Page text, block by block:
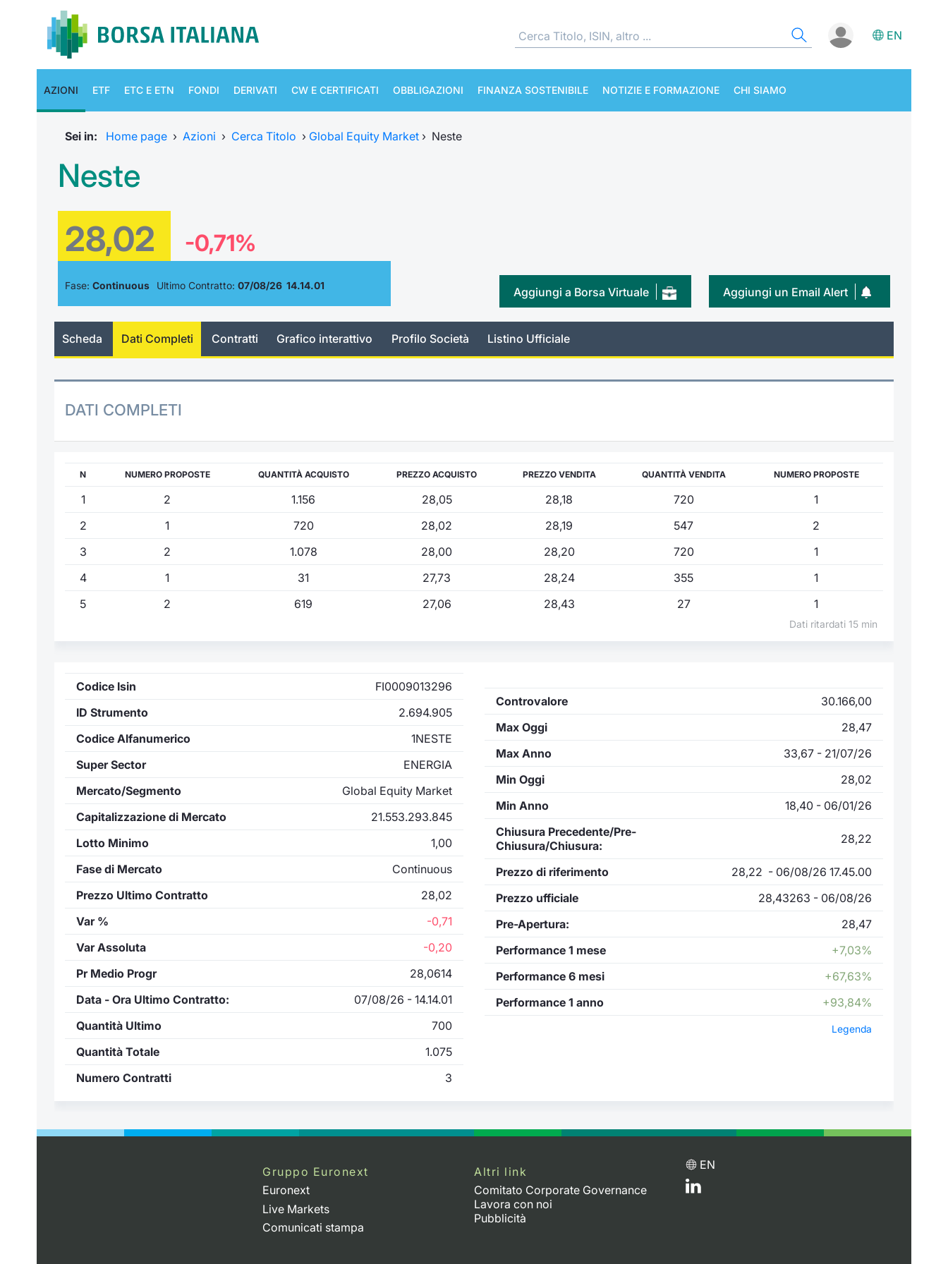
EN
AZIONI ETF ETC E ETN FONDI DERIVATI CW E CERTIFICATI OBBLIGAZIONI FINANZA SOSTENIBILE NOTIZIE E FORMAZIONE CHI SIAMO
Sei in: Home page › Azioni › Cerca Titolo › Global Equity Market › Neste
Neste
28,02 -0,71%
Fase: Continuous Ultimo Contratto: 07/08/26 14.14.01 Aggiungi un Email Alert
Aggiungi a Borsa Virtuale
Scheda Dati Completi Contratti Grafico interattivo Profilo Società Listino Ufficiale
DATI COMPLETI
N NUMERO PROPOSTE QUANTITÀ ACQUISTO PREZZO ACQUISTO PREZZO VENDITA QUANTITÀ VENDITA NUMERO PROPOSTE
1 2 1.156 28,05 28,18 720
1
2
1 720 28,02 28,19 547
2
3
2 1.078 28,00 28,20 720
1
4
1 31 27,73 28,24 355
1
5
2 619 27,06 28,43 27 1
Dati ritardati 15 min
Codice Isin
FI0009013296
ID Strumento
2.694.905
Codice Alfanumerico
1NESTE
Super Sector
ENERGIA
Mercato/Segmento
Global Equity Market
Capitalizzazione di Mercato
21.553.293.845
Lotto Minimo
1,00
Fase di Mercato
Continuous
Prezzo Ultimo Contratto
28,02
Var %
-0,71
Var Assoluta
-0,20
Pr Medio Progr
28,0614
Data - Ora Ultimo Contratto:
07/08/26 - 14.14.01
Quantità Ultimo
700
Quantità Totale
1.075
Numero Contratti
3
Controvalore
30.166,00
Max Oggi
28,47
Max Anno
33,67 - 21/07/26
Min Oggi
28,02
Min Anno
18,40 - 06/01/26
Chiusura Precedente/Pre-
Chiusura/Chiusura:
28,22
Prezzo di riferimento
28,22 - 06/08/26 17.45.00
Prezzo ufficiale
28,43263 - 06/08/26
Pre-Apertura:
28,47
Performance 1 mese
+7,03%
Performance 6 mesi
+67,63%
Performance 1 anno
+93,84%
Legenda
Gruppo Euronext
Euronext
Live Markets
Comunicati stampa
Altri link
Comitato Corporate Governance
Lavora con noi
Pubblicità
EN